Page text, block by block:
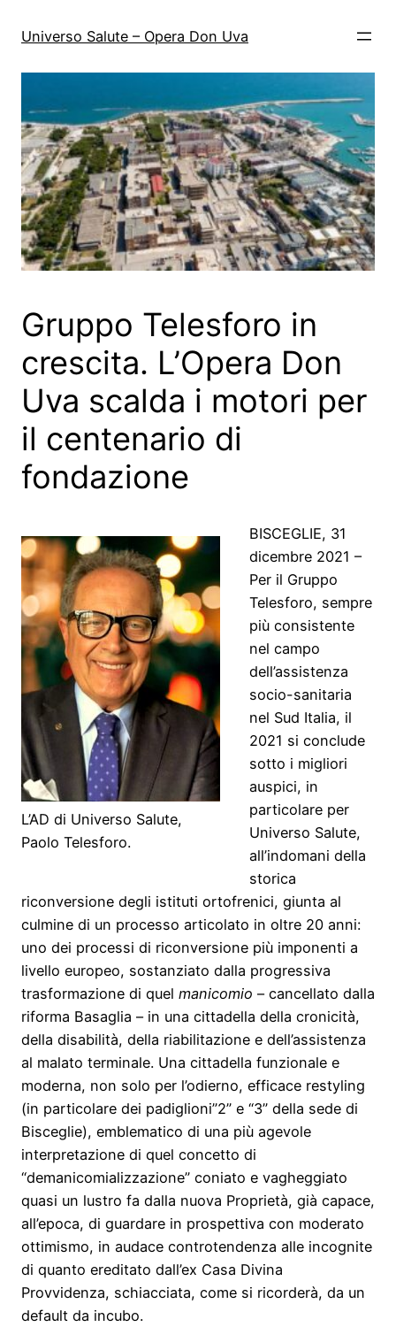
Universo Salute – Opera Don Uva
Gruppo Telesforo in
crescita. L’Opera Don
Uva scalda i motori per
il centenario di
fondazione
L’AD di Universo Salute,
Paolo Telesforo.
BISCEGLIE, 31
dicembre 2021 –
Per il Gruppo
Telesforo, sempre
più consistente
nel campo
dell’assistenza
socio-sanitaria
nel Sud Italia, il
2021 si conclude
sotto i migliori
auspici, in
particolare per
Universo Salute,
all’indomani della
storica
riconversione degli istituti ortofrenici, giunta al
culmine di un processo articolato in oltre 20 anni:
uno dei processi di riconversione più imponenti a
livello europeo, sostanziato dalla progressiva
trasformazione di quel manicomio – cancellato dalla
riforma Basaglia – in una cittadella della cronicità,
della disabilità, della riabilitazione e dell’assistenza
al malato terminale. Una cittadella funzionale e
moderna, non solo per l’odierno, efficace restyling
(in particolare dei padiglioni”2” e “3” della sede di
Bisceglie), emblematico di una più agevole
interpretazione di quel concetto di
“demanicomializzazione” coniato e vagheggiato
quasi un lustro fa dalla nuova Proprietà, già capace,
all’epoca, di guardare in prospettiva con moderato
ottimismo, in audace controtendenza alle incognite
di quanto ereditato dall’ex Casa Divina
Provvidenza, schiacciata, come si ricorderà, da un
default da incubo.